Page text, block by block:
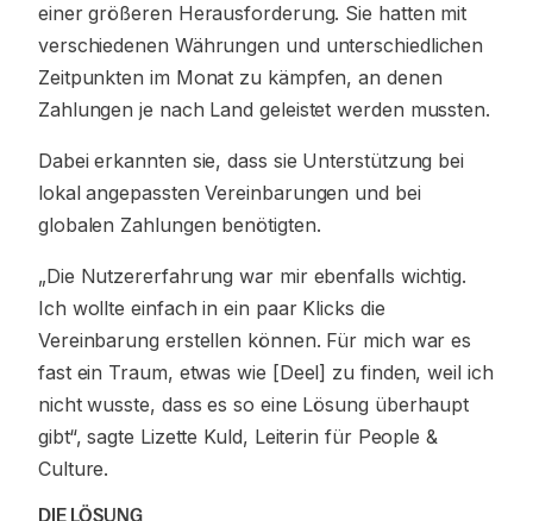
einer größeren Herausforderung. Sie hatten mit
verschiedenen Währungen und unterschiedlichen
Zeitpunkten im Monat zu kämpfen, an denen
Zahlungen je nach Land geleistet werden mussten.
Dabei erkannten sie, dass sie Unterstützung bei
lokal angepassten Vereinbarungen und bei
globalen Zahlungen benötigten.
„Die Nutzererfahrung war mir ebenfalls wichtig.
Ich wollte einfach in ein paar Klicks die
Vereinbarung erstellen können. Für mich war es
fast ein Traum, etwas wie [Deel] zu finden, weil ich
nicht wusste, dass es so eine Lösung überhaupt
gibt“, sagte Lizette Kuld, Leiterin für People &
Culture.
DIE LÖSUNG